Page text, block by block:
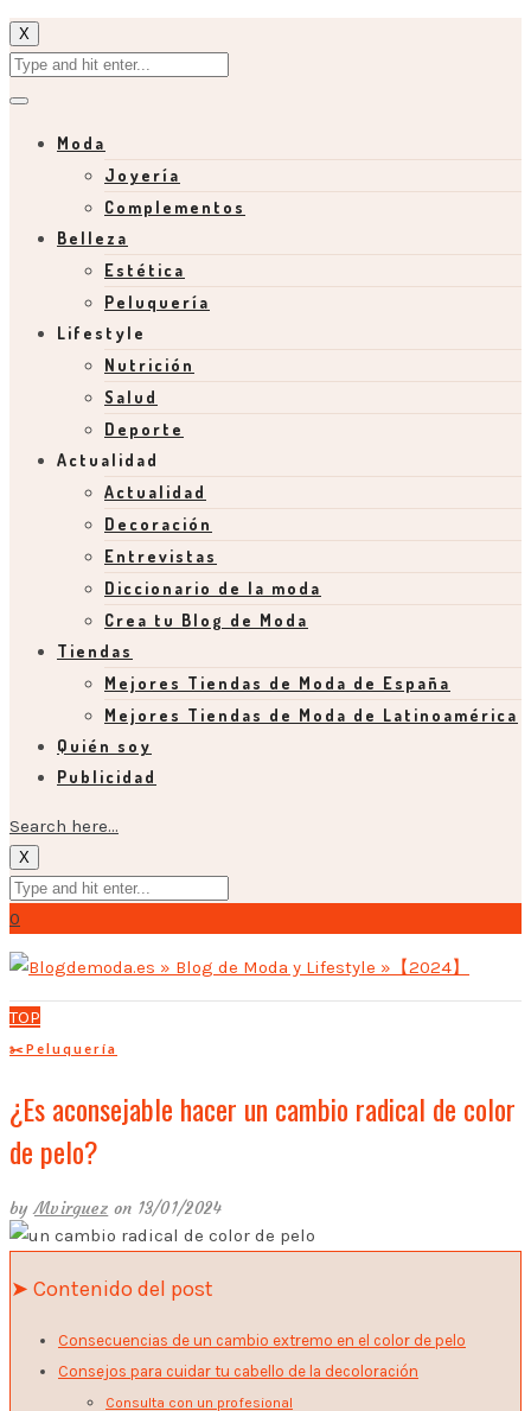
X
Moda
Joyería
Complementos
Belleza
Estética
Peluquería
Lifestyle
Nutrición
Salud
Deporte
Actualidad
Actualidad
Decoración
Entrevistas
Diccionario de la moda
Crea tu Blog de Moda
Tiendas
Mejores Tiendas de Moda de España
Mejores Tiendas de Moda de Latinoamérica
Quién soy
Publicidad
Search here...
X
0
TOP
✂️Peluquería
¿Es aconsejable hacer un cambio radical de color
de pelo?
byMvirguez on 13/01/2024
➤ Contenido del post
Consecuencias de un cambio extremo en el color de pelo
Consejos para cuidar tu cabello de la decoloración
Consulta con un profesional